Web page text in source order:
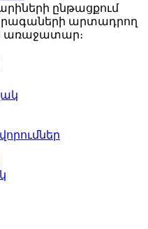
ընթացքում
արտադրող
առաջատար։